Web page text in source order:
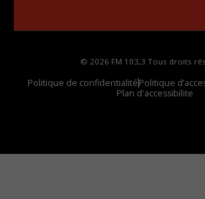
© 2026 FM 103,3 Tous droits
Politique de confidentialitéPolitique
Plan d'accessibilite